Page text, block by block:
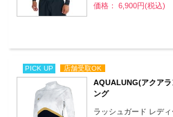
価格： 6,900円(税込)
PICK UP 店舗受取OK
AQUALUNG(アクアラ
ング
ラッシュガード レデ